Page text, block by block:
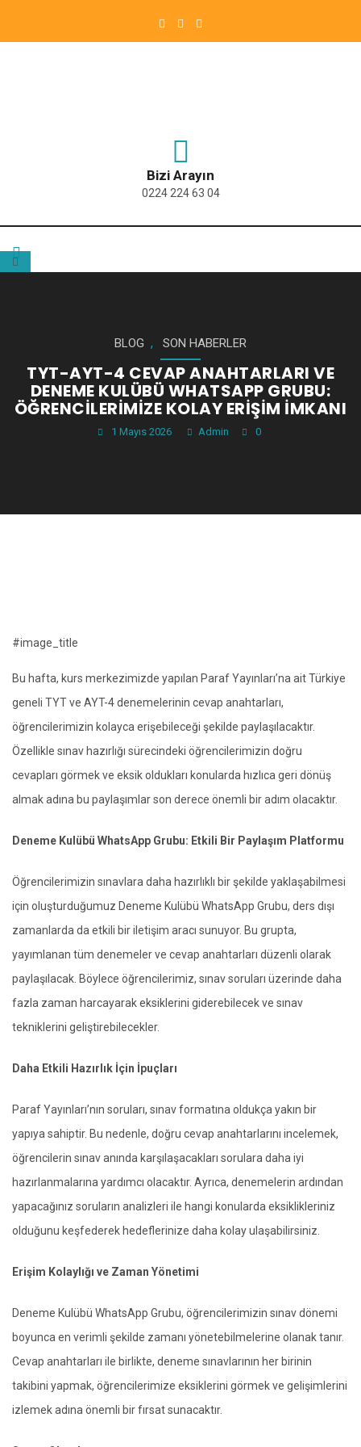
Bizi Arayın
0224 224 63 04
BLOG , SON HABERLER
TYT-AYT-4 CEVAP ANAHTARLARI VE
DENEME KULÜBÜ WHATSAPP GRUBU:
ÖĞRENCILERIMIZE KOLAY ERIŞIM İMKANI
1 Mayıs 2026 Admin 0
#image_title
Bu hafta, kurs merkezimizde yapılan Paraf Yayınları’na ait Türkiye
geneli TYT ve AYT-4 denemelerinin cevap anahtarları,
öğrencilerimizin kolayca erişebileceği şekilde paylaşılacaktır.
Özellikle sınav hazırlığı sürecindeki öğrencilerimizin doğru
cevapları görmek ve eksik oldukları konularda hızlıca geri dönüş
almak adına bu paylaşımlar son derece önemli bir adım olacaktır.
Deneme Kulübü WhatsApp Grubu: Etkili Bir Paylaşım Platformu
Öğrencilerimizin sınavlara daha hazırlıklı bir şekilde yaklaşabilmesi
için oluşturduğumuz Deneme Kulübü WhatsApp Grubu, ders dışı
zamanlarda da etkili bir iletişim aracı sunuyor. Bu grupta,
yayımlanan tüm denemeler ve cevap anahtarları düzenli olarak
paylaşılacak. Böylece öğrencilerimiz, sınav soruları üzerinde daha
fazla zaman harcayarak eksiklerini giderebilecek ve sınav
tekniklerini geliştirebilecekler.
Daha Etkili Hazırlık İçin İpuçları
Paraf Yayınları’nın soruları, sınav formatına oldukça yakın bir
yapıya sahiptir. Bu nedenle, doğru cevap anahtarlarını incelemek,
öğrencilerin sınav anında karşılaşacakları sorulara daha iyi
hazırlanmalarına yardımcı olacaktır. Ayrıca, denemelerin ardından
yapacağınız soruların analizleri ile hangi konularda eksiklikleriniz
olduğunu keşfederek hedeflerinize daha kolay ulaşabilirsiniz.
Erişim Kolaylığı ve Zaman Yönetimi
Deneme Kulübü WhatsApp Grubu, öğrencilerimizin sınav dönemi
boyunca en verimli şekilde zamanı yönetebilmelerine olanak tanır.
Cevap anahtarları ile birlikte, deneme sınavlarının her birinin
takibini yapmak, öğrencilerimize eksiklerini görmek ve gelişimlerini
izlemek adına önemli bir fırsat sunacaktır.